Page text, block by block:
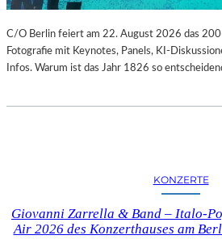
C/O Berlin feiert am 22. August 2026 das
Fotografie mit Keynotes, Panels, KI-
Infos. Warum ist das Jahr 1826 so
KONZERTE
Giovanni Zarrella & Band – Italo-
Air 2026 des Konzerthauses am